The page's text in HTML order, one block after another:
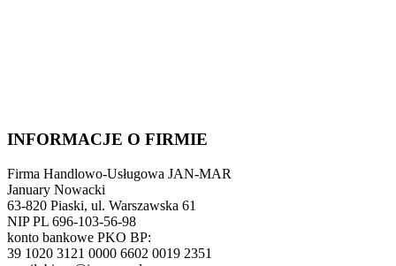
INFORMACJE O FIRMIE
Firma Handlowo-Usługowa JAN-MAR
January Nowacki
63-820 Piaski, ul. Warszawska 61
NIP PL 696-103-56-98
konto bankowe PKO BP:
39 1020 3121 0000 6602 0019 2351